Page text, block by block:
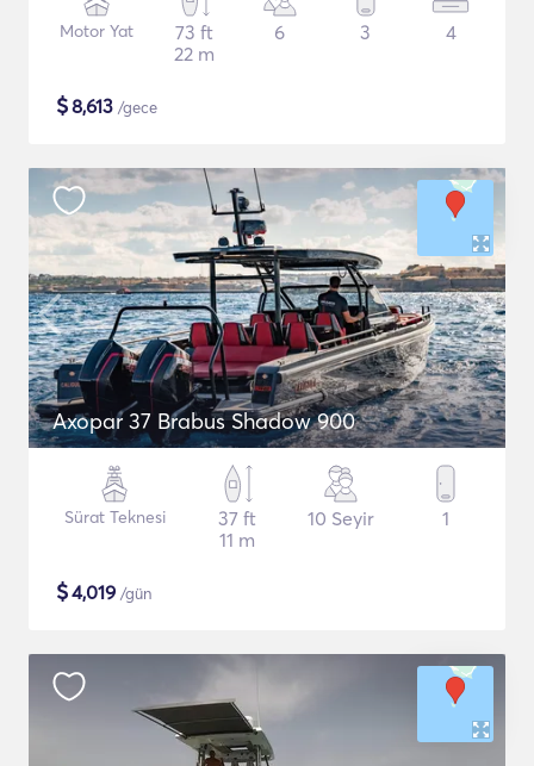
Motor Yat
73 ft
22 m
6 3 4
$8,613 /gece
Axopar 37 Brabus Shadow 900
Sürat Teknesi
37 ft
11 m
10 Seyir 1
$4,019 /gün